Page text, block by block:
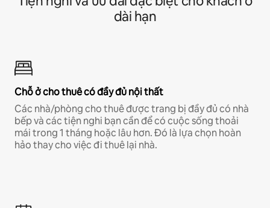
dài hạn
Chỗ ở cho thuê có đầy đủ nội thất
Các nhà/phòng cho thuê được trang bị đầy đủ có nhà
bếp và các tiện nghi bạn cần để có cuộc sống thoải
mái trong 1 tháng hoặc lâu hơn. Đó là lựa chọn hoàn
hảo thay cho việc đi thuê lại nhà.